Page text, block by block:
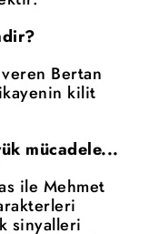
Bertan
kilit
mücadele...
ile Mehmet
sinyalleri